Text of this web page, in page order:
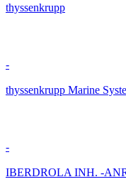
thyssenkrupp
-
thyssenkrupp Marine
-
IBERDROLA INH. -